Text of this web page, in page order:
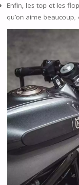
Enfin, les top et les
qu’on aime